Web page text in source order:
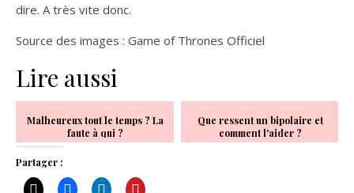
dire. A très vite donc.
Source des images : Game of Thrones Officiel
Lire aussi
Malheureux tout le temps ? La
faute à qui ?
Que ressent un bipolaire et
comment l'aider ?
Partager :